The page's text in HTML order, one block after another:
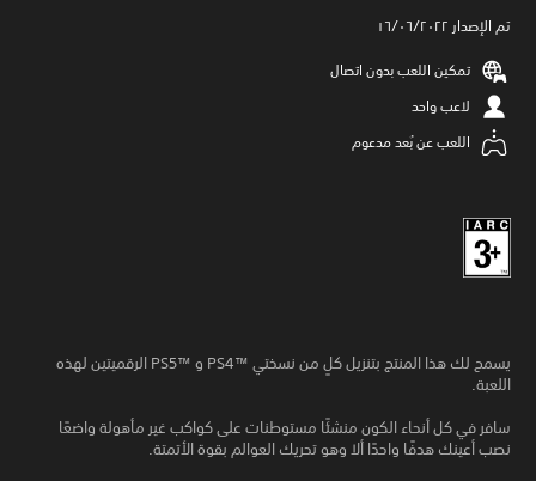
تم الإصدار ١٦/٠٦/٢٠٢٢
تمكين اللعب بدون اتصال
لاعب واحد
اللعب عن بُعد مدعوم
يسمح لك هذا المنتج بتنزيل كلٍ من نسختي PS4™‎ و PS5™‎ الرقميتين لهذه
اللعبة.
سافر في كل أنحاء الكون منشئًا مستوطنات على كواكب غير مأهولة واضعًا
نصب أعينك هدفًا واحدًا ألا وهو تحريك العوالم بقوة الأتمتة.